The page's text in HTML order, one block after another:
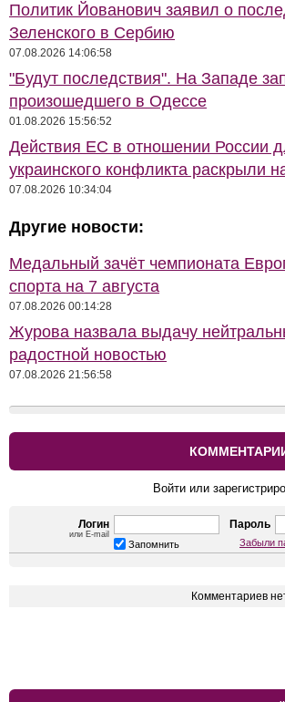
Политик Йованович заявил о
Зеленского в Сербию
07.08.2026 14:06:58
"Будут последствия". На Западе
произошедшего в Одессе
01.08.2026 15:56:52
Действия ЕС в отношении России
украинского конфликта раскрыли
07.08.2026 10:34:04
Другие новости:
Медальный зачёт чемпионата
спорта на 7 августа
07.08.2026 00:14:28
Журова назвала выдачу
радостной новостью
07.08.2026 21:56:58
Войти или
Логин
или E-mail
Пароль
Запомнить Забыли
Комментариев